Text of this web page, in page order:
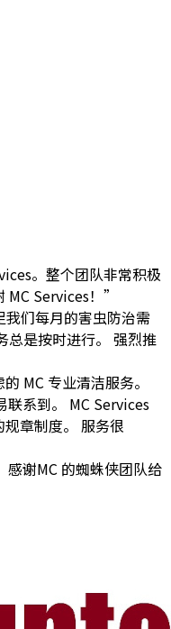
。整个团队非常积极
MC Services！”
们每月的害虫防治需
总是按时进行。 强烈推
MC 专业清洁服务。
系到。 MC Services
章制度。 服务很
感谢MC 的蜘蛛侠团队给